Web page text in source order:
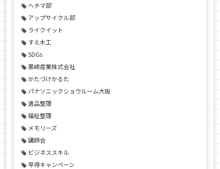
ヘチマ部
アップサイクル部
ライクイット
すえ木工
SDGs
黒崎産業株式会社
かたづけかるた
パナソニックショウルーム大阪
遺品整理
福祉整理
メモリーズ
講師会
ビジネススキル
早得キャンペーン